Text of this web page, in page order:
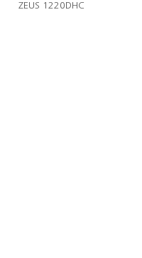
ZEUS 1220DHC